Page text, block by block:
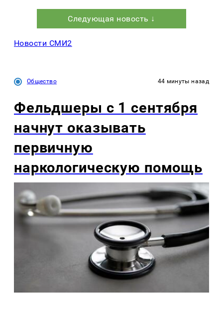
Следующая новость ↓
Новости СМИ2
Общество 44 минуты назад
Фельдшеры с 1 сентября
начнут оказывать
первичную
наркологическую помощь